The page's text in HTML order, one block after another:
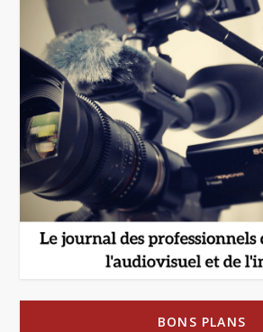
BONS PLANS